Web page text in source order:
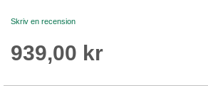
of
images
Skriv en recension
939,00 kr